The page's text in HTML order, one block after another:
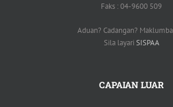
Faks : 04-9600 509
Aduan? Cadangan?
Sila layari SISPAA
CAPAIAN LUAR